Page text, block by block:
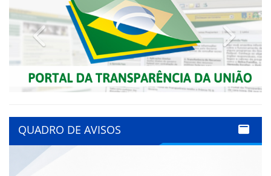
Previous Next
QUADRO DE AVISOS